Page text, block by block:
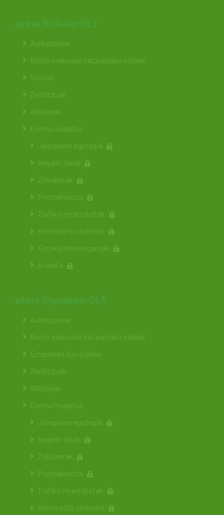
Aurkezpena
Beste erakunde batzuetako kideak
Socios
Zerbitzuak
Albisteak
Eremu mugatua
Jaiegunen egutegia
Iragarki taula
Zirkularrak
Prestakuntza
Trafiko-murrizketak
Informazio orokorra
Esteka interesgarriak
Araudia
Aurkezpena
Beste erakunde batzuetako kideak
Empresas Asociadas
Zerbitzuak
Albisteak
Eremu mugatua
Jaiegunen egutegia
Iragarki taula
Zirkularrak
Prestakuntza
Trafiko murrizketak
Informazio orokorra